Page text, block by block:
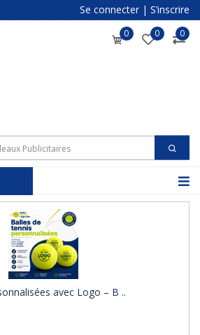
Se connecter | S’inscrire
0 0 0
avec Logo – B ..